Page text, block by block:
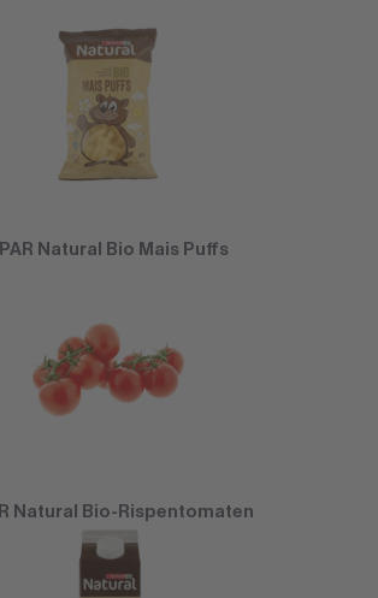
Natural Bio Mais Puffs
Natural Bio-Rispentomaten